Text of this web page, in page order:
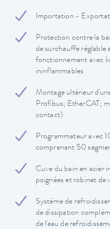
Importation -
Protection contre la
de surchauffe réglable
fonctionnement avec
ininflammables
Montage ultérieur
Profibus; EtherCAT;
contact)
Programmateur avec
comprenant 50
Cuve du bain en acier
poignées et robinet de
Système de
de dissipation
de l'eau de